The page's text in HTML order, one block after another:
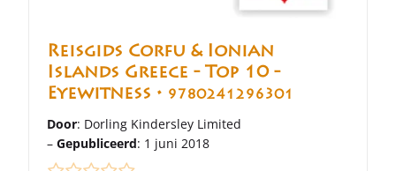
Reisgids Corfu & Ionian
Islands Greece - Top 10 -
Eyewitness • 9780241296301
Door: Dorling Kindersley Limited
–Gepubliceerd: 1 juni 2018